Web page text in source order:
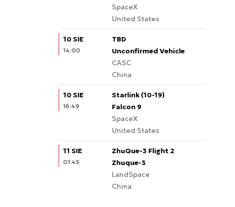
SpaceX
United States
10 SIE
14:00
TBD
Unconfirmed Vehicle
CASC
China
10 SIE
16:49
Starlink (10-19)
Falcon 9
SpaceX
United States
11 SIE
01:45
ZhuQue-3 Flight 2
Zhuque-3
LandSpace
China